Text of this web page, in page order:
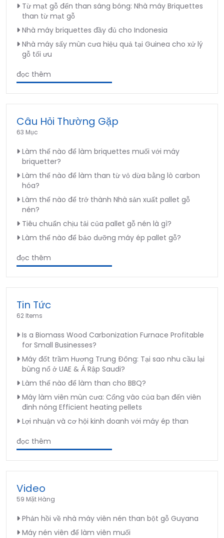
Từ mạt gỗ đến than sáng bóng: Nhà máy Briquettes
than từ mạt gỗ
Nhà máy briquettes đầy đủ cho Indonesia
Nhà máy sấy mùn cưa hiệu quả tại Guinea cho xử lý
gỗ tối ưu
đọc thêm
Câu Hỏi Thường Gặp
63 Mục
Làm thế nào để làm briquettes muối với máy
briquetter?
Làm thế nào để làm than từ vỏ dừa bằng lò carbon
hóa?
Làm thế nào để trở thành Nhà sản xuất pallet gỗ
nén?
Tiêu chuẩn chịu tải của pallet gỗ nén là gì?
Làm thế nào để bảo dưỡng máy ép pallet gỗ?
đọc thêm
Tin Tức
62 Items
Is a Biomass Wood Carbonization Furnace Profitable
for Small Businesses?
Máy đốt trầm Hương Trung Đông: Tại sao nhu cầu lại
bùng nổ ở UAE & Ả Rập Saudi?
Làm thế nào để làm than cho BBQ?
Máy làm viên mùn cưa: Cổng vào của bạn đến viên
đinh nóng Efficient heating pellets
Lợi nhuận và cơ hội kinh doanh với máy ép than
đọc thêm
Video
59 Mặt Hàng
Phản hồi về nhà máy viên nén than bột gỗ Guyana
Máy nén viên để làm viên muối